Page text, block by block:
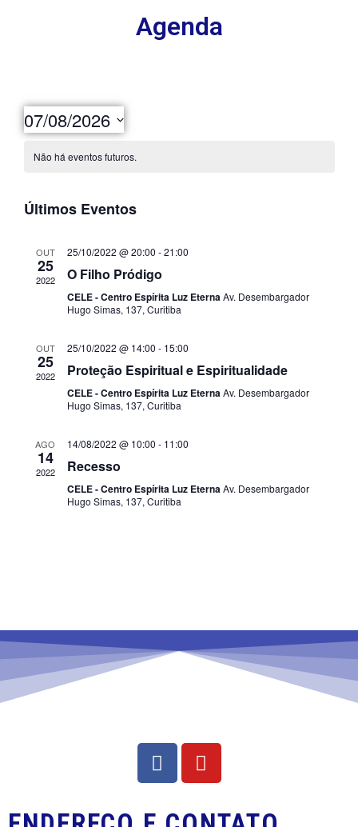
Agenda
07/08/2026
Selecione
data.
Não há eventos futuros.
Últimos Eventos
OUT
25
2022
25/10/2022 @ 20:00 -21:00
O Filho Pródigo
CELE - Centro Espírita Luz EternaAv. Desembargador
Hugo Simas, 137, Curitiba
OUT
25
2022
25/10/2022 @ 14:00 - 15:00
Proteção Espiritual e Espiritualidade
CELE - Centro Espírita Luz EternaAv. Desembargador
Hugo Simas, 137, Curitiba
AGO
14
2022
14/08/2022 @ 10:00 - 11:00
Recesso
CELE - Centro Espírita Luz EternaAv. Desembargador
Hugo Simas, 137, Curitiba